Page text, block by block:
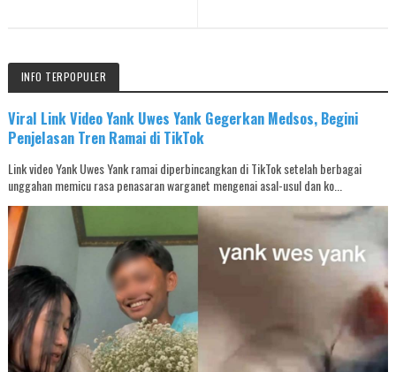
INFO TERPOPULER
Viral Link Video Yank Uwes Yank Gegerkan Medsos, Begini
Penjelasan Tren Ramai di TikTok
Link video Yank Uwes Yank ramai diperbincangkan di TikTok setelah berbagai
unggahan memicu rasa penasaran warganet mengenai asal-usul dan ko...